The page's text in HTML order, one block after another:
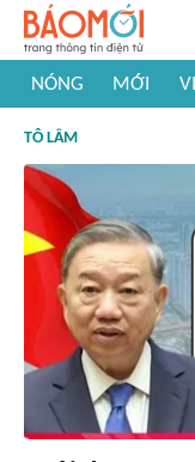
NÓNG MỚI
#Khám phá thế giới
TÔ LÂM